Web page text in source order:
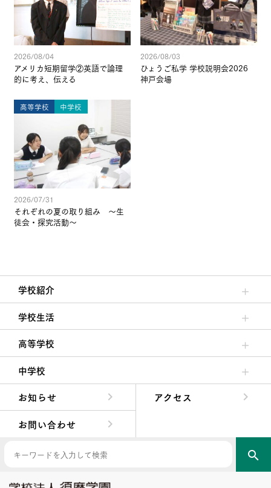
2026/08/04
アメリカ短期留学②英語で論理
的に考え、伝える
2026/08/03
ひょうご私学 学校説明会2026
神戸会場
高等学校 中学校
2026/07/31
それぞれの夏の取り組み ～生
徒会・探究活動～
学校紹介
理事長/学園長メッセージ
安心して任せられる学校
沿革
施設・設備
大学合格実績
学校生活
クラブ活動・生徒会活動
夙川ブログ
制服紹介
夙川カレンダー
高等学校
高校校長からの挨拶
高校の教育方針／特色
特進コース／進学コース
年間行事
先輩たちの声・生徒たちの声
中学校
中学校長からの挨拶
中学校の教育方針／特色
Aコース／Bコース
年間行事
先輩たちの声・生徒たちの声
お知らせ
アクセス
お問い合わせ
search